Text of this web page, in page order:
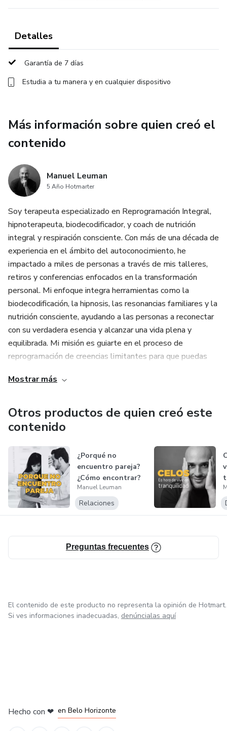
Formato:
1 audio de hipnosis descargable
Acceso inmediato al comprar
Método natural, no invasivo
subconsciente para cambiar la percepción del vape, reducir
el impulso de fumar y fortalecer la confianza personal.
Ideal para:
Personas que quieren dejar el vape pero no han podido con
fuerza de voluntad o métodos tradicionales.
Detalles
Garantía de 7 días
Estudia a tu manera y en cualquier dispositivo
Más información sobre quien creó el
contenido
Manuel Leuman
5 Año Hotmarter
Soy terapeuta especializado en Reprogramación Integral,
hipnoterapeuta, biodecodificador, y coach de nutrición
integral y respiración consciente. Con más de una década de
experiencia en el ámbito del autoconocimiento, he
impactado a miles de personas a través de mis talleres,
retiros y conferencias enfocados en la transformación
personal. Mi enfoque integra herramientas como la
biodecodificación, la hipnosis, las resonancias familiares y la
nutrición consciente, ayudando a las personas a reconectar
con su verdadera esencia y alcanzar una vida plena y
equilibrada. Mi misión es guiarte en el proceso de
reprogramación de creencias limitantes para que puedas
espiritual.
\
Mostrar más
Otros productos de quien creó este
contenido
¿Porqué no
encuentro pareja?
¿Cómo encontrar?
Manuel Leuman
Relaciones
Preguntas frecuentes
El contenido de este producto no representa la opinión de Hotmart.
Si ves informaciones inadecuadas, denúncialas aquí
Hecho con ❤ en Belo Horizonte